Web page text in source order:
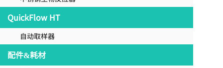
QuickFlow HT
自动取样器
配件&耗材